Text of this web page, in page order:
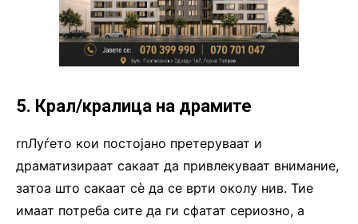
5. Крал/кралица на драмите
rnЛуѓето кои постојано претеруваат и
драматизираат сакаат да привлекуваат внимание,
затоа што сакаат сѐ да се врти околу нив. Тие
имаат потреба сите да ги сфатат сериозно, а